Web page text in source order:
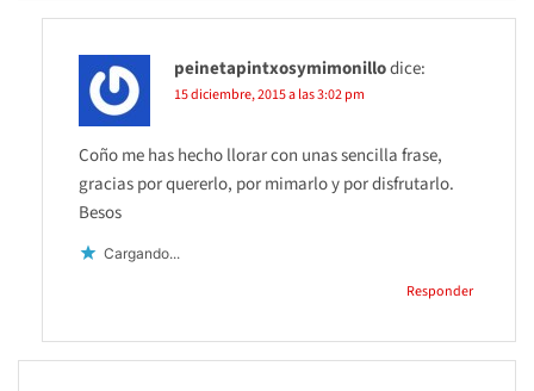
peinetapintxosymimonillodice:
15 diciembre, 2015 a las 3:02 pm
Coño me has hecho llorar con unas sencilla frase,
gracias por quererlo, por mimarlo y por disfrutarlo.
Besos
Cargando...
Responder